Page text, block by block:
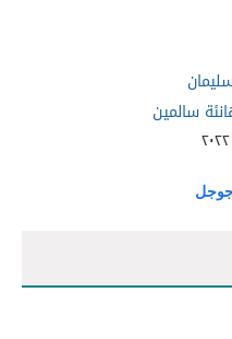
سالمين